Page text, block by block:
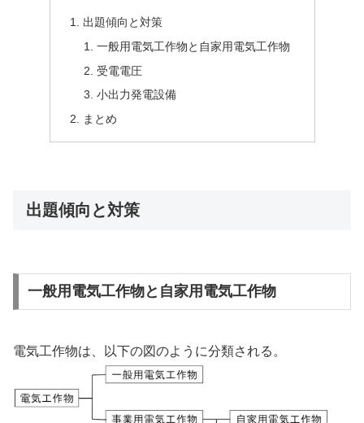
出題傾向と対策
一般用電気工作物と自家用電気工作物
受電電圧
小出力発電設備
まとめ
出題傾向と対策
一般用電気工作物と自家用電気工作物
電気工作物は、以下の図のように分類される。